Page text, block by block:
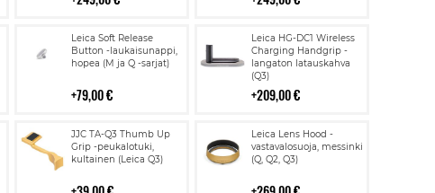
Leica Soft Release
Button -laukaisunappi,
hopea (M ja Q -sarjat)
79,00 €
Lisää
ostoskoriin
Leica HG-DC1 Wireless
Charging Handgrip -
langaton latauskahva
(Q3)
209,00 €
Lisää
ostoskoriin
JJC TA-Q3 Thumb Up
Grip -peukalotuki,
kultainen (Leica Q3)
Lisää
ostoskoriin
Leica Lens Hood -
vastavalosuoja, messinki
(Q, Q2, Q3)
Lisää
ostoskoriin